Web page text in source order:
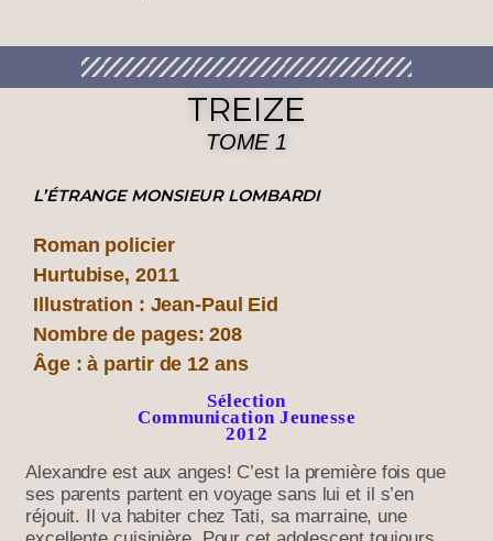
TREIZE
TOME 1
L’ÉTRANGE MONSIEUR LOMBARDI
Roman policier
Hurtubise, 2011
Illustration : Jean-Paul Eid
Nombre de pages: 208
Âge : à partir de 12 ans
Sélection
Communication Jeunesse
2012
Alexandre est aux anges! C’est la première fois que
ses parents partent en voyage sans lui et il s’en
réjouit. Il va habiter chez Tati, sa marraine, une